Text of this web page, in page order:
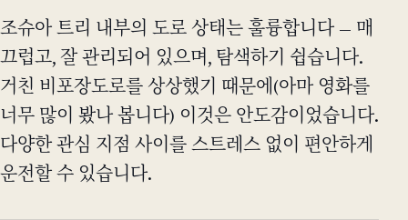
조슈아 트리 내부의 도로 상태는 훌륭합니다 — 매
끄럽고, 잘 관리되어 있으며, 탐색하기 쉽습니다.
거친 비포장도로를 상상했기 때문에(아마 영화를
너무 많이 봤나 봅니다) 이것은 안도감이었습니다.
다양한 관심 지점 사이를 스트레스 없이 편안하게
운전할 수 있습니다.